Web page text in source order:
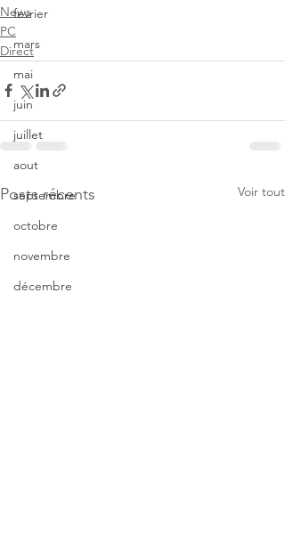
fevrier
mars
mai
juin
juillet
aout
septembre
octobre
novembre
décembre
News
PC
Direct
Posts récents Voir tout